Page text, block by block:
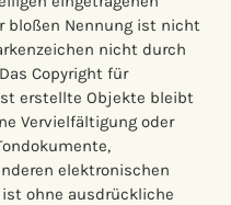
bloßen Nennung ist nicht
nicht durch
Copyright für
erstellte Objekte bleibt
Vervielfältigung oder
elektronischen
ohne ausdrückliche